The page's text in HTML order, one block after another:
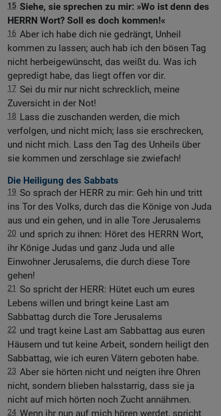
15 Siehe, sie sprechen zu mir: »Wo ist denn des
HERRN Wort? Soll es doch kommen!«
16 Aber ich habe dich nie gedrängt, Unheil
kommen zu lassen; auch hab ich den bösen Tag
nicht herbeigewünscht, das weißt du. Was ich
gepredigt habe, das liegt offen vor dir.
17 Sei du mir nur nicht schrecklich, meine
Zuversicht in der Not!
18 Lass die zuschanden werden, die mich
verfolgen, und nicht mich; lass sie erschrecken,
und nicht mich. Lass den Tag des Unheils über
sie kommen und zerschlage sie zwiefach!
Die Heiligung des Sabbats
19 So sprach der HERR zu mir: Geh hin und tritt
ins Tor des Volks, durch das die Könige von Juda
aus und ein gehen, und in alle Tore Jerusalems
20 und sprich zu ihnen: Höret des HERRN Wort,
ihr Könige Judas und ganz Juda und alle
Einwohner Jerusalems, die durch diese Tore
gehen!
21 So spricht der HERR: Hütet euch um eures
Lebens willen und bringt keine Last am
Sabbattag durch die Tore Jerusalems
22 und tragt keine Last am Sabbattag aus euren
Häusern und tut keine Arbeit, sondern heiligt den
Sabbattag, wie ich euren Vätern geboten habe.
23 Aber sie hörten nicht und neigten ihre Ohren
nicht, sondern blieben halsstarrig, dass sie ja
nicht auf mich hörten noch Zucht annähmen.
24 Wenn ihr nun auf mich hören werdet, spricht